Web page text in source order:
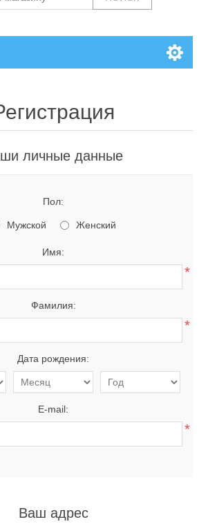
личные данные
Пол:
Мужской Женский
Имя:
*
Фамилия:
*
Дата рождения:
E-mail:
*
Ваш адрес